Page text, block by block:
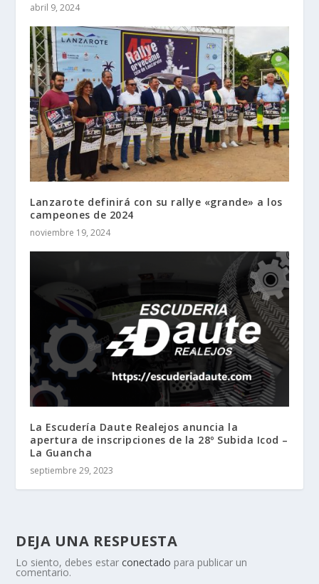
abril 9, 2024
Lanzarote definirá con su rallye «grande» a los
campeones de 2024
noviembre 19, 2024
La Escudería Daute Realejos anuncia la
apertura de inscripciones de la 28º Subida Icod –
La Guancha
septiembre 29, 2023
DEJA UNA RESPUESTA
Lo siento, debes estarconectado para publicar un
comentario.